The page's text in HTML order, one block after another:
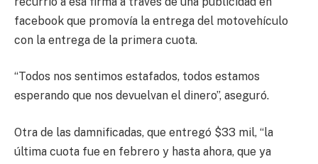
facebook que promovía la entrega del motovehículo
con la entrega de la primera cuota.
“Todos nos sentimos estafados, todos estamos
esperando que nos devuelvan el dinero”, aseguró.
Otra de las damnificadas, que entregó $33 mil, “la
última cuota fue en febrero y hasta ahora, que ya